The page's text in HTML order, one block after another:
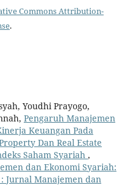
Commons Attribution-
.
Youdhi Prayogo,
Pengaruh Manajemen
Keuangan Pada
Dan Real Estate
Saham Syariah ,
dan Ekonomi Syariah:
Jurnal Manajemen dan